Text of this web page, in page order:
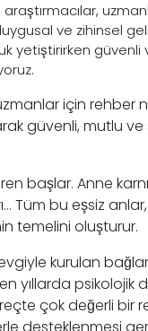
ve zihinsel
yetiştirirken güvenli
için
güvenli, mutlu ve
başlar. Anne
Tüm bu eşsiz
temelini oluşturur.
kurulan
psikolojik
çok değerli bir